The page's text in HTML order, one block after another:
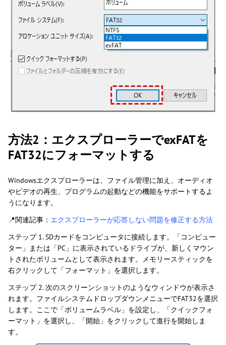
方法2：エクスプローラーでexFATを
FAT32にフォーマットする
Windowsエクスプローラーは、ファイル管理に加え、オーディオ
やビデオの再生、プログラムの起動などの機能をサポートするよ
うになります。
📍関連記事： エクスプローラーが応答しない問題を修正する方法
ステップ 1. SDカードをコンピュータに接続します。「コンピュー
ター」または「PC」に表示されているドライブが、新しくマウン
トされたボリュームとして表示されます。メモリースティックを
右クリックして「フォーマット」を選択します。
ステップ 2. 次のスクリーンショットのようなウィンドウが表示さ
れます。ファイルシステムドロップダウンメニューでFAT32を選択
します。ここで「ボリュームラベル」を設定し、「クイックフォ
ーマット」を選択し、「開始」をクリックして進行を開始しま
す。